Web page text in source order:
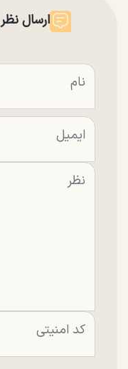
ارسال نظر